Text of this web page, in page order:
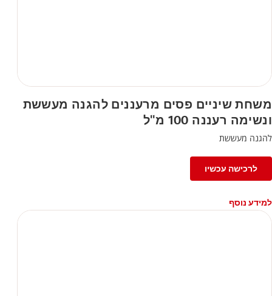
משחת שיניים פסים מרעננים להגנה מעששת
ונשימה רעננה 100 מ"ל
להגנה מעששת
לרכישה עכשיו
למידע נוסף